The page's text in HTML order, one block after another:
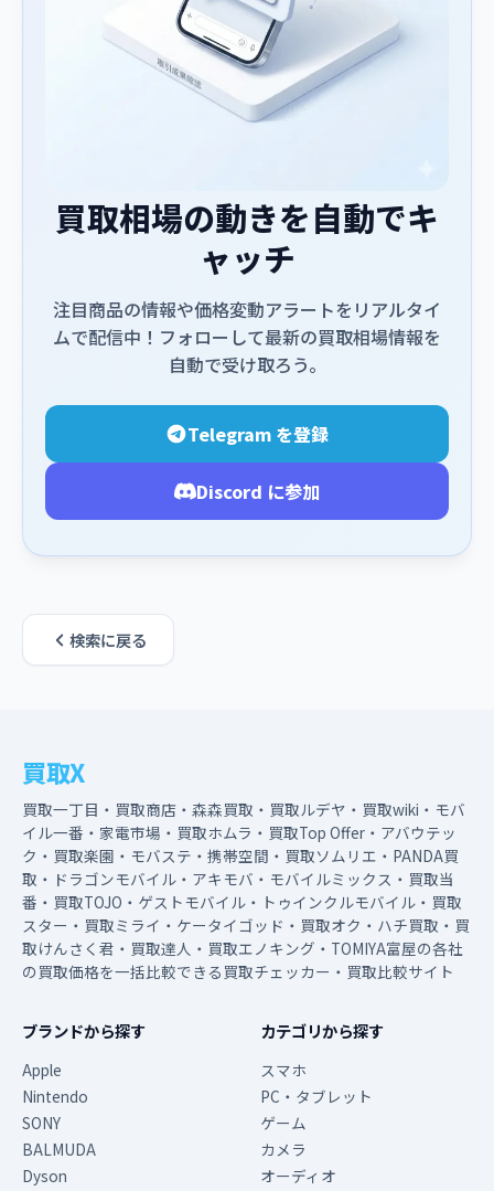
買取相場の動きを自動でキ
ャッチ
注目商品の情報や価格変動アラートをリアルタイ
ムで配信中！フォローして最新の買取相場情報を
自動で受け取ろう。
Telegram を登録
Discord に参加
検索に戻る
買取X
買取一丁目・買取商店・森森買取・買取ルデヤ・買取wiki・モバ
イル一番・家電市場・買取ホムラ・買取Top Offer・アバウテッ
ク・買取楽園・モバステ・携帯空間・買取ソムリエ・PANDA買
取・ドラゴンモバイル・アキモバ・モバイルミックス・買取当
番・買取TOJO・ゲストモバイル・トゥインクルモバイル・買取
スター・買取ミライ・ケータイゴッド・買取オク・ハチ買取・買
取けんさく君・買取達人・買取エノキング・TOMIYA富屋の各社
の買取価格を一括比較できる買取チェッカー・買取比較サイト
ブランドから探す
Apple
Nintendo
SONY
BALMUDA
Dyson
カテゴリから探す
スマホ
PC・タブレット
ゲーム
カメラ
オーディオ